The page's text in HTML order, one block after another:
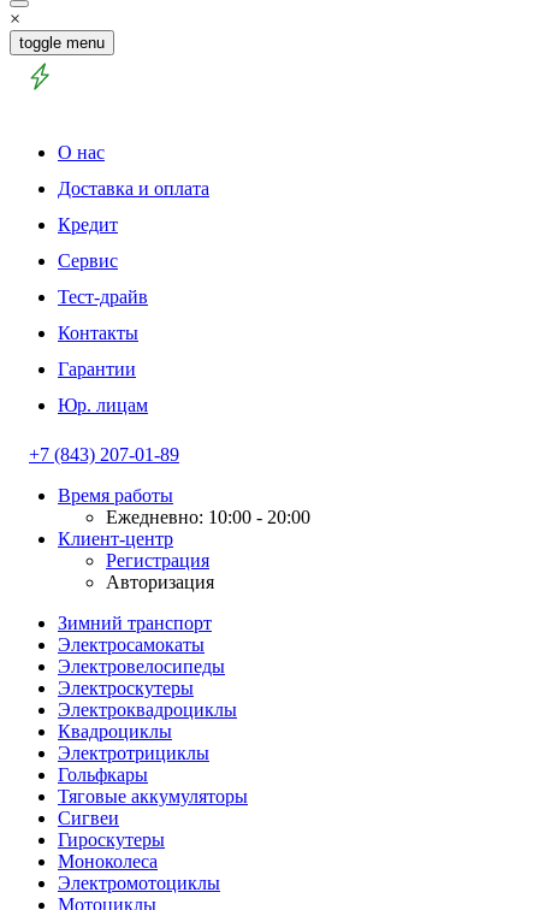
×
toggle menu
О нас
Доставка и оплата
Кредит
Сервис
Тест-драйв
Контакты
Гарантии
Юр. лицам
+7 (843) 207-01-89
Время работы
Ежедневно: 10:00 - 20:00
Клиент-центр
Регистрация
Авторизация
Зимний транспорт
Электросамокаты
Электровелосипеды
Электроскутеры
Электроквадроциклы
Квадроциклы
Электротрициклы
Гольфкары
Тяговые аккумуляторы
Сигвеи
Гироскутеры
Моноколеса
Электромотоциклы
Мотоциклы